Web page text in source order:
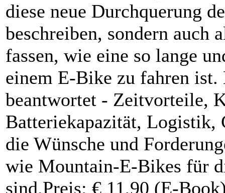
diese neue Durchquerung
beschreiben, sondern auch
fassen, wie eine so lange
einem E-Bike zu fahren ist.
beantwortet - Zeitvorteile,
Batteriekapazität, Logistik,
die Wünsche und
wie Mountain-E-Bikes für
sind.Preis: € 11,90 (E-